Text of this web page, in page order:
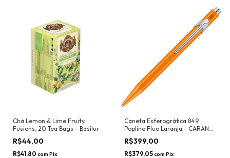
Chá Lemon & Lime Fruity
Fusions, 20 Tea Bags - Basilur
R$44,00
R$41,80 com Pix
Caneta Esferográfica 849
Popline Fluo Laranja - CARAN
D'ACHE
R$399,00
R$379,05com Pix